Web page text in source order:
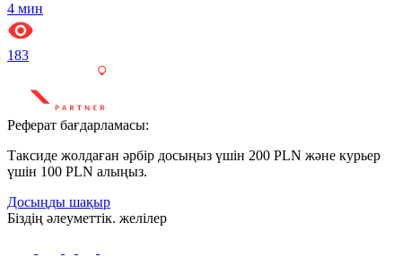
4 мин
183
Реферат бағдарламасы:
Таксиде жолдаған әрбір досыңыз үшін 200 PLN және курьер
үшін 100 PLN алыңыз.
Досыңды шақыр
Біздің әлеуметтік. желілер